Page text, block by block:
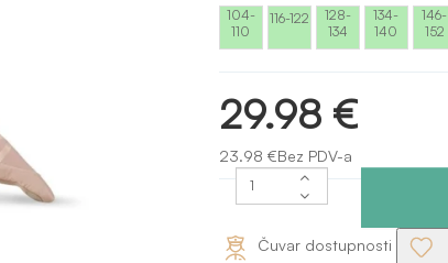
104-
110
116-122
128-
134
134-
140
146-
152
29.98 €
23.98 €Bez PDV-a
Čuvar dostupnosti